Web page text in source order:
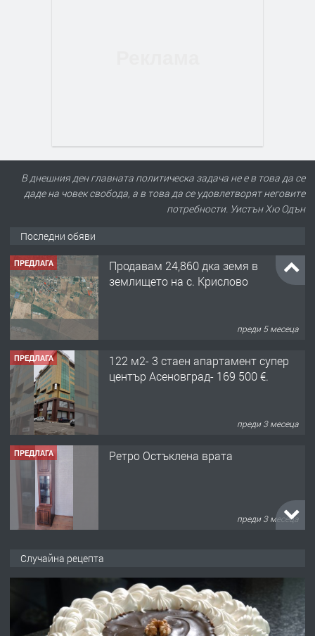
В днешния ден главната политическа задача не е в това да се
даде на човек свобода, а в това да се удовлетворят неговите
потребности. Уистън Хю Одън
Последни обяви
ПРЕДЛАГА
Продавам 24,860 дка земя в
землището на с. Крислово
преди 5 месеца
ПРЕДЛАГА
122 м2- 3 стаен апартамент супер
център Асеновград- 169 500 €.
преди 3 месеца
ПРЕДЛАГА Ретро Остъклена врата
преди 3 месеца
преди 10 месеца
Случайна рецепта